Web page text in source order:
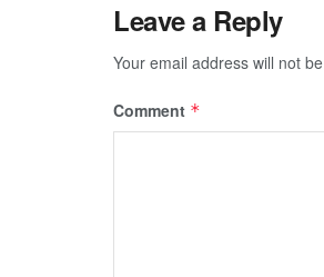
Leave a Reply
Your email address will not
Comment *